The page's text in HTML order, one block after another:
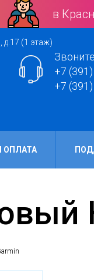
в
д.17 (1 этаж)
+7
+7
ОПЛАТА